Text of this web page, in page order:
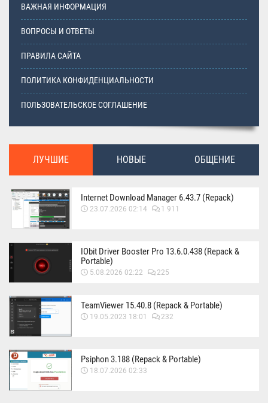
ВАЖНАЯ ИНФОРМАЦИЯ
ВОПРОСЫ И ОТВЕТЫ
ПРАВИЛА САЙТА
ПОЛИТИКА КОНФИДЕНЦИАЛЬНОСТИ
ПОЛЬЗОВАТЕЛЬСКОЕ СОГЛАШЕНИЕ
ЛУЧШИЕ НОВЫЕ ОБЩЕНИЕ
Internet Download Manager 6.43.7 (Repack)
23.07.2026 02:14 1 911
IObit Driver Booster Pro 13.6.0.438 (Repack &
Portable)
5.08.2026 02:22 225
TeamViewer 15.40.8 (Repack & Portable)
19.05.2023 18:01 232
Psiphon 3.188 (Repack & Portable)
18.07.2026 02:33